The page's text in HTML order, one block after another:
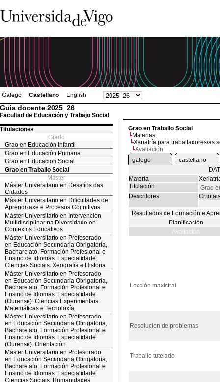
Galego Castellano English
Guia docente 2025_26
Facultad de Educación y Trabajo Social
Titulaciones
Grado
Grao en Educación Infantil
Grao en Educación Primaria
Grao en Educación Social
Grao en Traballo Social
Máster
Máster Universitario en Desafíos das
Cidades
Máster Universitario en Dificultades de
Aprendizaxe e Procesos Cognitivos
Máster Universitario en Intervención
Multidisciplinar na Diversidade en
Contextos Educativos
Máster Universitario en Profesorado
en Educación Secundaria Obrigatoria,
Bacharelato, Formación Profesional e
Ensino de Idiomas. Especialidade:
Ciencias Sociais. Xeografía e Historia
Máster Universitario en Profesorado
en Educación Secundaria Obrigatoria,
Bacharelato, Formación Profesional e
Ensino de Idiomas. Especialidade
(Ourense): Ciencias Experimentais.
Matemáticas e Tecnoloxía
Máster Universitario en Profesorado
en Educación Secundaria Obrigatoria,
Bacharelato, Formación Profesional e
Ensino de Idiomas. Especialidade
(Ourense): Orientación
Máster Universitario en Profesorado
en Educación Secundaria Obrigatoria,
Bacharelato, Formación Profesional e
Ensino de Idiomas. Especialidade:
Ciencias Sociais. Humanidades
Grao en Traballo Social
Materias
Xeriatría para traballadores/as
Avaliación
galego
castellano
Materia
Titulación
Grao
Descritores
Cr.totais
Resultados de Formación e
Planificación
Avaliación
Lección maxistral
Resolución de problemas
Traballo tutelado